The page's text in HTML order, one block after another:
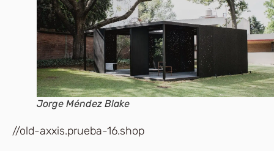
Jorge Méndez Blake
//old-axxis.prueba-16.shop